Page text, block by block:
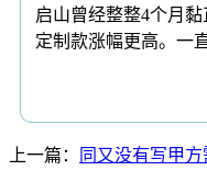
启山曾经整整4个月
定制款涨幅更高。一
上一篇： 同又没有写甲